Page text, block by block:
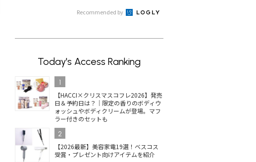
Recommended by
Today's Access Ranking
1
【HACCI×クリスマスコフレ2026】発売
日＆予約日は？｜限定の香りのボディウ
ォッシュやボディクリームが登場。マフ
ラー付きのセットも
2
【2026最新】美容家電19選！ベスコス
受賞・プレゼント向けアイテムを紹介